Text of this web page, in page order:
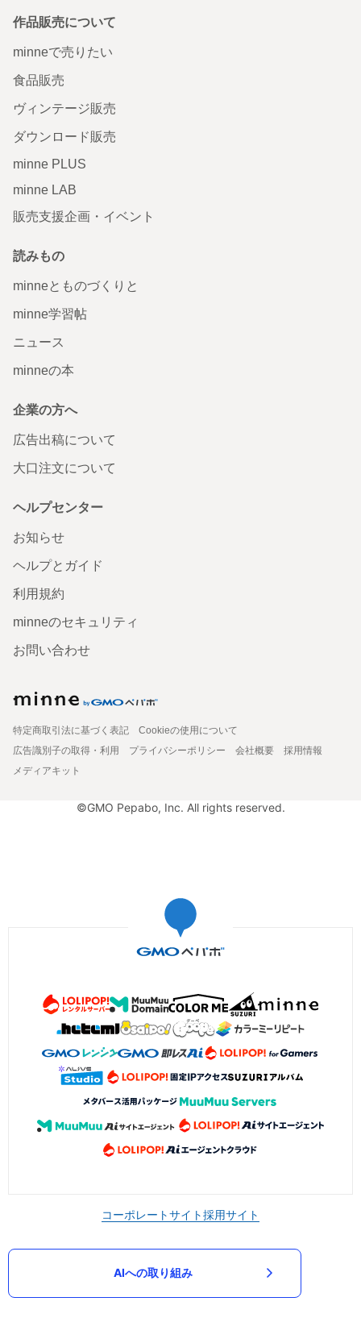
作品販売について
minneで売りたい
食品販売
ヴィンテージ販売
ダウンロード販売
minne PLUS
minne LAB
販売支援企画・イベント
読みもの
minneとものづくりと
minne学習帖
ニュース
minneの本
企業の方へ
広告出稿について
大口注文について
ヘルプセンター
お知らせ
ヘルプとガイド
利用規約
minneのセキュリティ
お問い合わせ
特定商取引法に基づく表記
Cookieの使用について
広告識別子の取得・利用
プライバシーポリシー 会社概要
採用情報
メディアキット
©GMO Pepabo, Inc. All rights reserved.
コーポレートサイト採用サイト
AIへの取り組み